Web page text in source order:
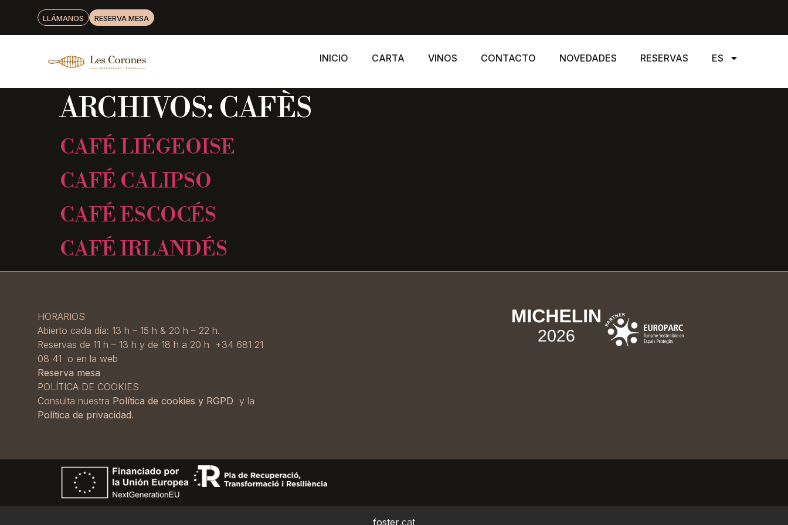
LLÁMANOS RESERVA MESA
INICIO CARTA VINOS CONTACTO NOVEDADES RESERVAS ES
ARCHIVOS: CAFÈS
CAFÉ LIÉGEOISE
CAFÉ CALIPSO
CAFÉ ESCOCÉS
CAFÉ IRLANDÉS
HORARIOS
Abierto cada día: 13 h – 15 h & 20 h – 22 h.
Reservas de 11 h – 13 h y de 18 h a 20 h +34 681 21
08 41 o en la web
Reserva mesa
POLÍTICA DE COOKIES
Consulta nuestra Política de cookies y RGPD y la
Política de privacidad.
foster.cat